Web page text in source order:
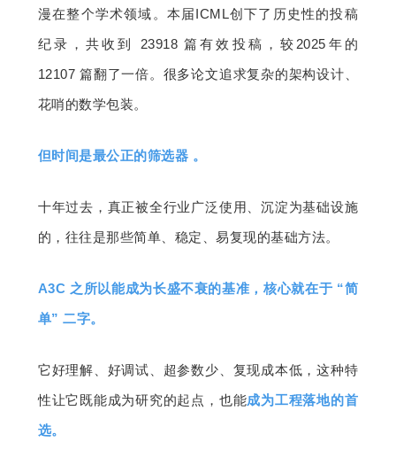
漫在整个学术领域。本届ICML创下了历史性的投稿
纪录，共收到 23918 篇有效投稿，较2025年的
12107 篇翻了一倍。很多论文追求复杂的架构设计、
花哨的数学包装。
但时间是最公正的筛选器 。
十年过去，真正被全行业广泛使用、沉淀为基础设施
的，往往是那些简单、稳定、易复现的基础方法。
A3C 之所以能成为长盛不衰的基准，核心就在于 “简
单” 二字。
它好理解、好调试、超参数少、复现成本低，这种特
性让它既能成为研究的起点，也能成为工程落地的首
选。